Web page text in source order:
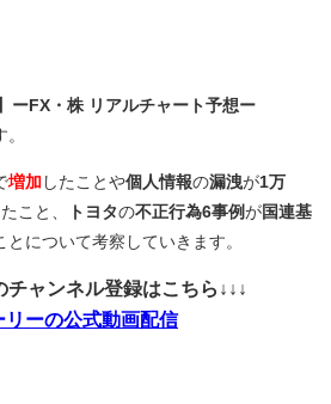
ーFX・株 リアルチャート予想ー
増加 したことや個人情報の漏洩が1万
こと、 トヨタの不正行為6事例が国連基
について考察していきます。
チャンネル登録はこちら↓↓↓
ーの公式動画配信